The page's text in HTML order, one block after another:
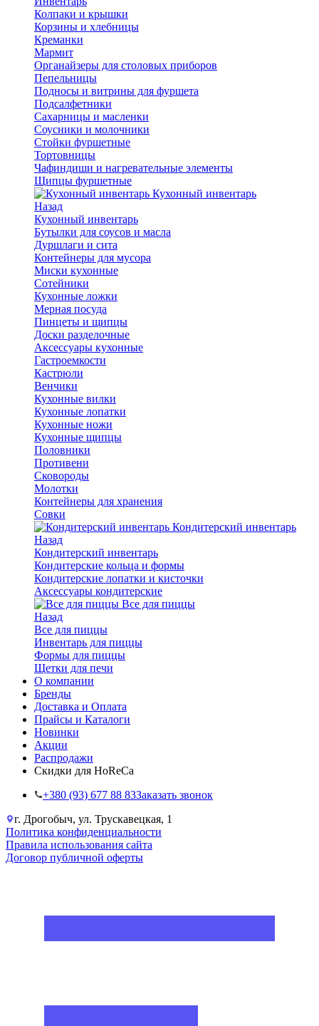
Колпаки и крышки
Корзины и хлебницы
Креманки
Мармит
Органайзеры для столовых приборов
Пепельницы
Подносы и витрины для фуршета
Подсалфетники
Сахарницы и масленки
Соусники и молочники
Стойки фуршетные
Тортовницы
Чафиндиши и нагревательные элементы
Щипцы фуршетные
Кухонный инвентарь
Назад
Кухонный инвентарь
Бутылки для соусов и масла
Дуршлаги и сита
Контейнеры для мусора
Миски кухонные
Сотейники
Кухонные ложки
Мерная посуда
Пинцеты и щипцы
Доски разделочные
Аксессуары кухонные
Гастроемкости
Кастрюли
Венчики
Кухонные вилки
Кухонные лопатки
Кухонные ножи
Кухонные щипцы
Половники
Противени
Сковороды
Молотки
Контейнеры для хранения
Совки
Кондитерский инвентарь
Назад
Кондитерский инвентарь
Кондитерские кольца и формы
Кондитерские лопатки и кисточки
Аксессуары кондитерские
Все для пиццы
Назад
Все для пиццы
Инвентарь для пиццы
Формы для пиццы
Щетки для печи
О компании
Бренды
Доставка и Оплата
Прайсы и Каталоги
Новинки
Акции
Распродажи
Скидки для HoReCa
+38‎0 (93) 677 88 83Заказать звонок
г. Дрогобыч, ул. Трускавецкая, 1
Политика конфиденциальности
Правила использования сайта
Договор публичной оферты